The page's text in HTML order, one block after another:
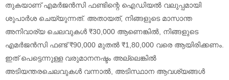
തുകയാണ് എമർജൻസി ഫണ്ടിന്റെ ഐഡിയൽ വലുപ്പമായി
ശുപാർശ ചെയ്യുന്നത്. അതായത്, നിങ്ങളുടെ മാസാന്ത
അനിവാര്യ ചെലവുകൾ ₹30,000 ആണെങ്കിൽ, നിങ്ങളുടെ
എമർജൻസി ഫണ്ട് ₹90,000 മുതൽ ₹1,80,000 വരെ ആയിരിക്കണം.
ഇത് പെട്ടെന്നുള്ള വരുമാനനഷ്ടം അല്ലെങ്കിൽ
അടിയന്തരചെലവുകൾ വന്നാൽ, അടിസ്ഥാന ആവശ്യങ്ങൾ